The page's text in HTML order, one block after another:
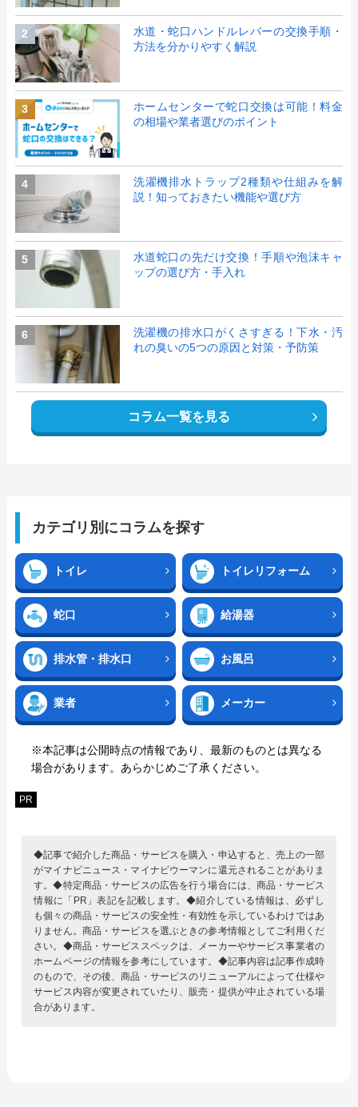
2
水道・蛇口ハンドルレバーの交換手順・
方法を分かりやすく解説
3
ホームセンターで蛇口交換は可能！料金
の相場や業者選びのポイント
4
洗濯機排水トラップ2種類や仕組みを解
説！知っておきたい機能や選び方
5
水道蛇口の先だけ交換！手順や泡沫キャ
ップの選び方・手入れ
6
洗濯機の排水口がくさすぎる！下水・汚
れの臭いの5つの原因と対策・予防策
コラム一覧を見る
カテゴリ別にコラムを探す
トイレ トイレリフォーム
蛇口 給湯器
排水管・排水口 お風呂
業者 メーカー
※本記事は公開時点の情報であり、最新のものとは異なる
場合があります。あらかじめご了承ください。
PR
◆記事で紹介した商品・サービスを購入・申込すると、売上の一部
がマイナビニュース・マイナビウーマンに還元されることがありま
す。◆特定商品・サービスの広告を行う場合には、商品・サービス
情報に「PR」表記を記載します。◆紹介している情報は、必ずし
も個々の商品・サービスの安全性・有効性を示しているわけではあ
りません。商品・サービスを選ぶときの参考情報としてご利用くだ
さい。◆商品・サービススペックは、メーカーやサービス事業者の
ホームページの情報を参考にしています。◆記事内容は記事作成時
のもので、その後、商品・サービスのリニューアルによって仕様や
サービス内容が変更されていたり、販売・提供が中止されている場
合があります。